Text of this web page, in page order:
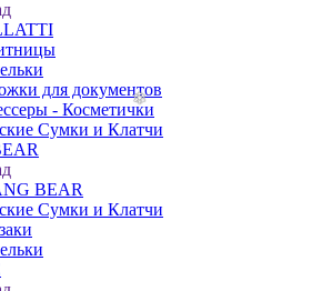
для документов
- Косметички
Сумки и Клатчи
BEAR
Сумки и Клатчи